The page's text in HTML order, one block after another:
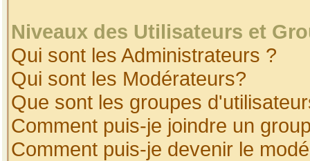
Niveaux des Utilisateurs et
Qui sont les Administrateurs ?
Qui sont les Modérateurs?
Que sont les groupes
Comment puis-je joindre un
Comment puis-je devenir le